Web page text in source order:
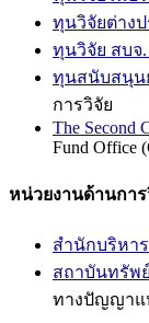
ทุนวิจัยต่างป
ทุนวิจัย สบจ.
ทุนสนับสนุน
การวิจัย
The Second
Fund Office
หน่วยงานด้านการ
สำนักบริหา
สถาบันทรัพ
ทางปัญญาแ